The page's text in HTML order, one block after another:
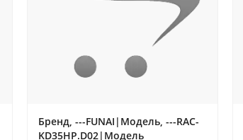
Бренд, ---FUNAI|Модель, ---RAC-
KD35HP.D02|Модель